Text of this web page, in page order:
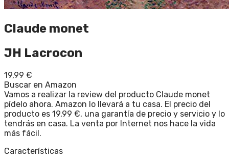
Claude monet
JH Lacrocon
19,99 €
Buscar en Amazon
Vamos a realizar la review del producto Claude monet
pídelo ahora. Amazon lo llevará a tu casa. El precio del
producto es 19,99 €, una garantía de precio y servicio y lo
tendrás en casa. La venta por Internet nos hace la vida
más fácil.
Características